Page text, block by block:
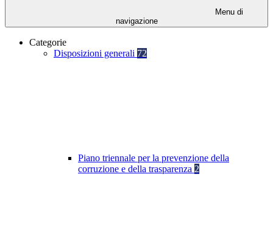
Menu di
navigazione
Categorie
Disposizioni generali 72
Piano triennale per la prevenzione della
corruzione e della trasparenza 2